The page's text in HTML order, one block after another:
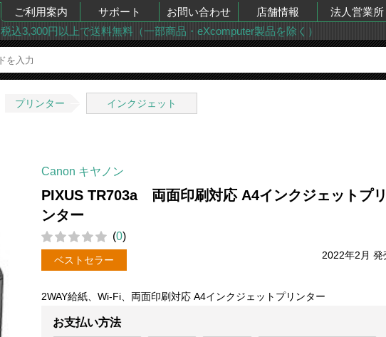
ご利用案内 サポート お問い合わせ 店舗情報 法人営業所
税込3,300円以上で送料無料（一部商品・eXcomputer製品を除く）
プリンター インクジェット
Canon キヤノン
PIXUS TR703a 両面印刷対応 A4インクジェットプリ
ンター
(0)
ベストセラー 2022年2月 発
2WAY給紙、Wi-Fi、両面印刷対応 A4インクジェットプリンター
お支払い方法